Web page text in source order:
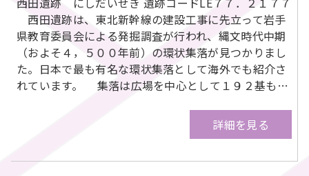
西田遺跡は、東北新幹線の建設工事に先立って岩手
県教育委員会による発掘調査が行われ、縄文時代中期
（およそ４，５００年前）の環状集落が見つかりまし
た。日本で最も有名な環状集落として海外でも紹介さ
れています。 集落は広場を中心として１９２基も…
詳細を見る